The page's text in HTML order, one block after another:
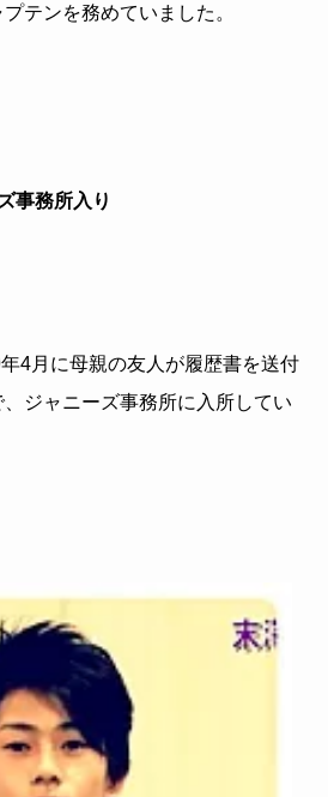
テンを務めていました。
事務所入り
年4月に母親の友人が履歴書を送付
ジャニーズ事務所に入所してい